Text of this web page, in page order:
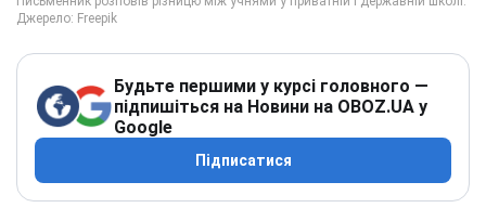
Будьте першими у курсі головного —
підпишіться на Новини на OBOZ.UA у
Google
Підписатися